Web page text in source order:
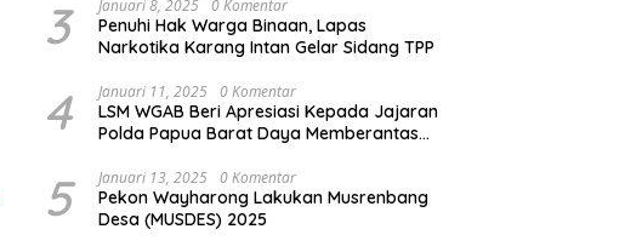
3 Januari 8, 2025 0 Komentar
Penuhi Hak Warga Binaan, Lapas
Narkotika Karang Intan Gelar Sidang TPP
4 Januari 11, 2025 0 Komentar
LSM WGAB Beri Apresiasi Kepada Jajaran
Polda Papua Barat Daya Memberantas
Mining
5 Januari 13, 2025 0 Komentar
Pekon Wayharong Lakukan Musrenbang
Desa (MUSDES) 2025